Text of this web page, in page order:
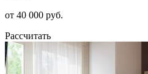
от 40 000 руб.
Рассчитать